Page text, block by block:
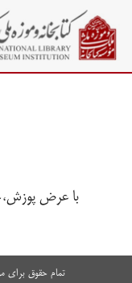
با عرض
تمام حقوق برای